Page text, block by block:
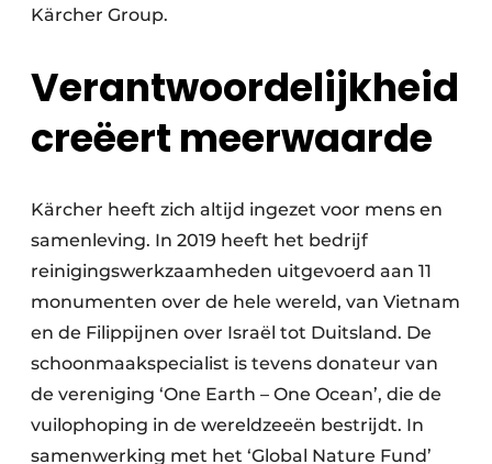
Kärcher Group.
Verantwoordelijkheid
creëert meerwaarde
Kärcher heeft zich altijd ingezet voor mens en
samenleving. In 2019 heeft het bedrijf
reinigingswerkzaamheden uitgevoerd aan 11
monumenten over de hele wereld, van Vietnam
en de Filippijnen over Israël tot Duitsland. De
schoonmaakspecialist is tevens donateur van
de vereniging ‘One Earth – One Ocean’, die de
vuilophoping in de wereldzeeën bestrijdt. In
samenwerking met het ‘Global Nature Fund’